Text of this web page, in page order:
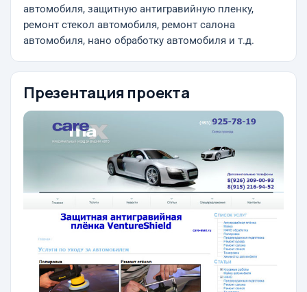
автомобиля, защитную антигравийную пленку,
ремонт стекол автомобиля, ремонт салона
автомобиля, нано обработку автомобиля и т.д.
Презентация проекта